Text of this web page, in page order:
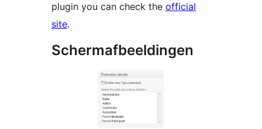
plugin you can check the official
site.
Schermafbeeldingen